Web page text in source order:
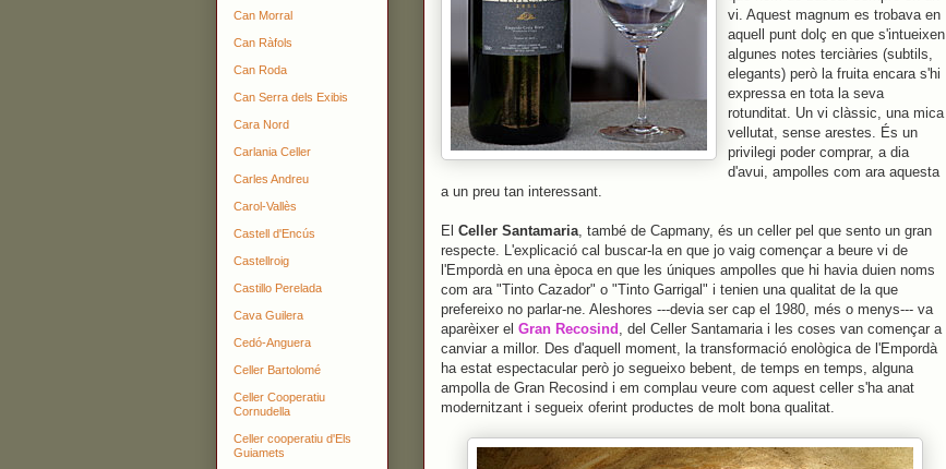
vi. Aquest magnum es trobava en
aquell punt dolç en que s'intueixen
algunes notes terciàries (subtils,
elegants) però la fruita encara s'hi
expressa en tota la seva
rotunditat. Un vi clàssic, una mica
vellutat, sense arestes. És un
privilegi poder comprar, a dia
d'avui, ampolles com ara aquesta
a un preu tan interessant.
El Celler Santamaria, també de Capmany, és un celler pel que sento un gran
respecte. L'explicació cal buscar-la en que jo vaig començar a beure vi de
l'Empordà en una època en que les úniques ampolles que hi havia duien noms
com ara "Tinto Cazador" o "Tinto Garrigal" i tenien una qualitat de la que
prefereixo no parlar-ne. Aleshores ---devia ser cap el 1980, més o menys--- va
aparèixer el Gran Recosind , del Celler Santamaria i les coses van començar a
canviar a millor. Des d'aquell moment, la transformació enològica de l'Empordà
ha estat espectacular però jo segueixo bebent, de temps en temps, alguna
ampolla de Gran Recosind i em complau veure com aquest celler s'ha anat
modernitzant i segueix oferint productes de molt bona qualitat.
Can Morral
Can Ràfols
Can Roda
Can Serra dels Exibis
Cara Nord
Carlania Celler
Carles Andreu
Carol-Vallès
Castell d'Encús
Castellroig
Castillo Perelada
Cava Guilera
Cedó-Anguera
Celler Bartolomé
Celler Cooperatiu
Cornudella
Celler cooperatiu d'Els
Guiamets